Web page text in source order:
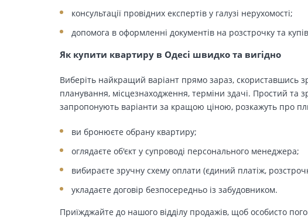
консультації провідних експертів у галузі нерухомості;
допомога в оформленні документів на розстрочку та
Як купити квартиру в Одесі швидко та вигідно
Виберіть найкращий варіант прямо зараз, скориставшись
планування, місцезнаходження, терміни здачі. Простий та
запропонують варіанти за кращою ціною, розкажуть про
ви бронюєте обрану квартиру;
оглядаєте об'єкт у супроводі персонального менеджера;
вибираєте зручну схему оплати (єдиний платіж,
укладаєте договір безпосередньо із забудовником.
Приїжджайте до нашого відділу продажів, щоб особисто